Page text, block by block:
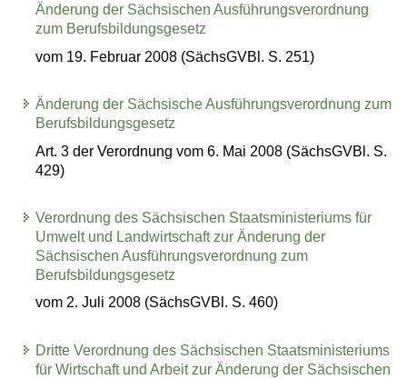
Änderung der Sächsischen Ausführungsverordnung
zum Berufsbildungsgesetz
vom 19. Februar 2008 (SächsGVBl. S. 251)
Änderung der Sächsische Ausführungsverordnung zum
Berufsbildungsgesetz
Art. 3 der Verordnung vom 6. Mai 2008 (SächsGVBl. S.
429)
Verordnung des Sächsischen Staatsministeriums für
Umwelt und Landwirtschaft zur Änderung der
Sächsischen Ausführungsverordnung zum
Berufsbildungsgesetz
vom 2. Juli 2008 (SächsGVBl. S. 460)
Dritte Verordnung des Sächsischen Staatsministeriums
für Wirtschaft und Arbeit zur Änderung der Sächsischen